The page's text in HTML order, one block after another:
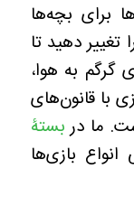
برای بچه‌ها
دهید تا
گرگم به هوا،
با قانون‌های
ما دربستۀ
بازی‌ها